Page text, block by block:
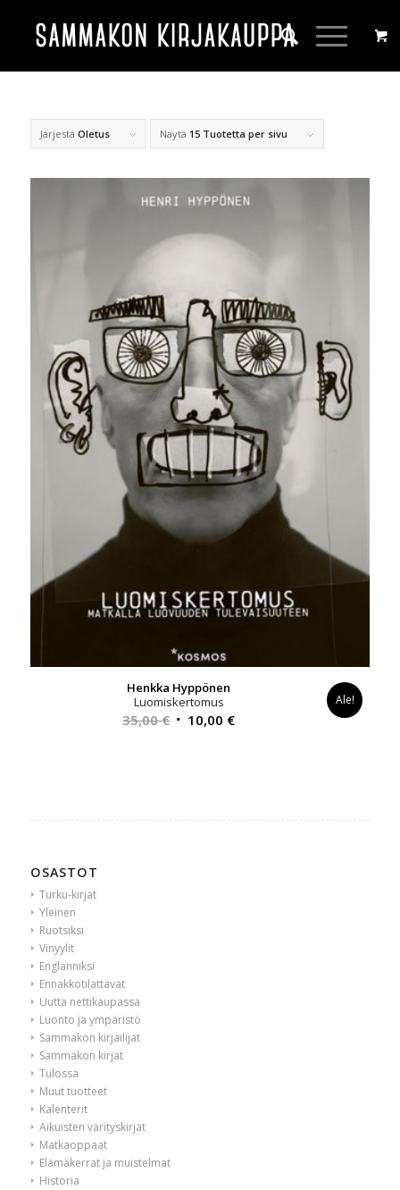
Järjestä Oletus Näytä 15 Tuotetta per sivu
Henkka Hyppönen
Luomiskertomus
35,00€ Alkuperäinen
10,00 €Nykyinen
Ale!
OSASTOT
Turku-kirjat
Yleinen
Ruotsiksi
Vinyylit
Englanniksi
Ennakkotilattavat
Uutta nettikaupassa
Luonto ja ympäristö
Sammakon kirjailijat
Sammakon kirjat
Tulossa
Muut tuotteet
Kalenterit
Aikuisten värityskirjat
Matkaoppaat
Elämäkerrat ja muistelmat
Historia